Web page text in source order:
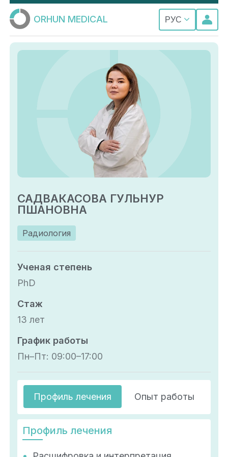
ORHUN MEDICAL РУС
САДВАКАСОВА ГУЛЬНУР
ПШАНОВНА
Радиология
Ученая степень
PhD
Стаж
13 лет
График работы
Пн–Пт: 09:00–17:00
Профиль лечения Опыт работы
Профиль лечения